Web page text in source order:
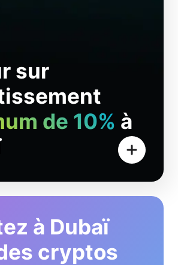
sur
de 10% à
à Dubaï
cryptos